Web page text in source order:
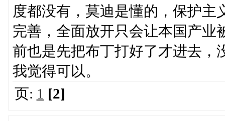
度都没有，莫迪是懂的，保护主
完善，全面放开只会让本国产业
前也是先把布丁打好了才进去，
我觉得可以。
页: 1 [2]